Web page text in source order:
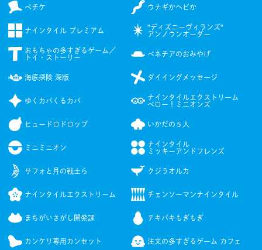
ペチケ ウナギかヘビか
ナインタイル プレミアム
"ディズニーヴィランズ"
アンノウンオーダー
おもちゃの多すぎるゲーム／
トイ・⁠ストーリー
ベネチアのおみやげ
海底探険 深版 ダイイングメッセージ
ゆくカバくるカバ
ナインタイルエクストリーム
ベロー！ミニオンズ
ヒュードロドロップ いかだの５人
ミニミニオン
ナインタイル
ミッキーアンドフレンズ
サフォと月の戦士ら クジラオルカ
ナインタイルエクストリーム チェンソーマンナインタイル
まちがいさがし開発課 テキパキもぎもぎ
カンケリ専用カンセット 注文の多すぎるゲーム カフェ